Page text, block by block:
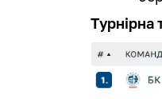
Турнірна